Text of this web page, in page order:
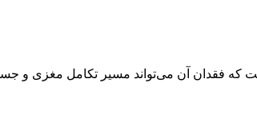
که فقدان آن می‌تواند مسیر تکامل مغزی و